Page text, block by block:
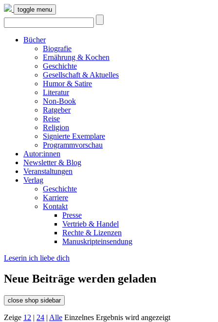
toggle menu
Bücher
Biografie
Ernährung & Kochen
Geschichte
Gesellschaft & Aktuelles
Humor & Satire
Literatur
Non-Book
Ratgeber
Reise
Religion
Signierte Exemplare
Programmvorschau
Autor:innen
Newsletter & Blog
Veranstaltungen
Verlag
Geschichte
Karriere
Kontakt
Presse
Vertrieb & Handel
Rechte & Lizenzen
Manuskripteinsendung
Leserin ich liebe dich
Neue Beiträge werden geladen
close shop sidebar
Zeige 12 | 24 | Alle Einzelnes Ergebnis wird angezeigt